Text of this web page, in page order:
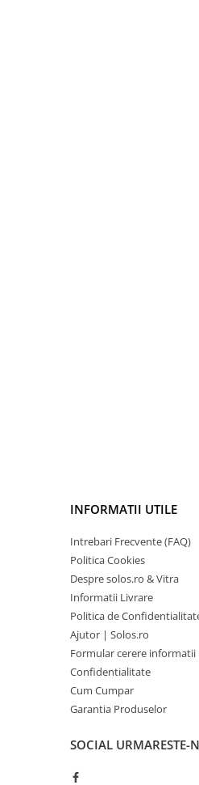
INFORMATII UTILE
Intrebari Frecvente (FAQ)
Politica Cookies
Despre solos.ro & Vitra
Informatii Livrare
Politica de
Ajutor | Solos.ro
Formular cerere informatii
Confidentialitate
Cum Cumpar
Garantia Produselor
SOCIAL URMARESTE-